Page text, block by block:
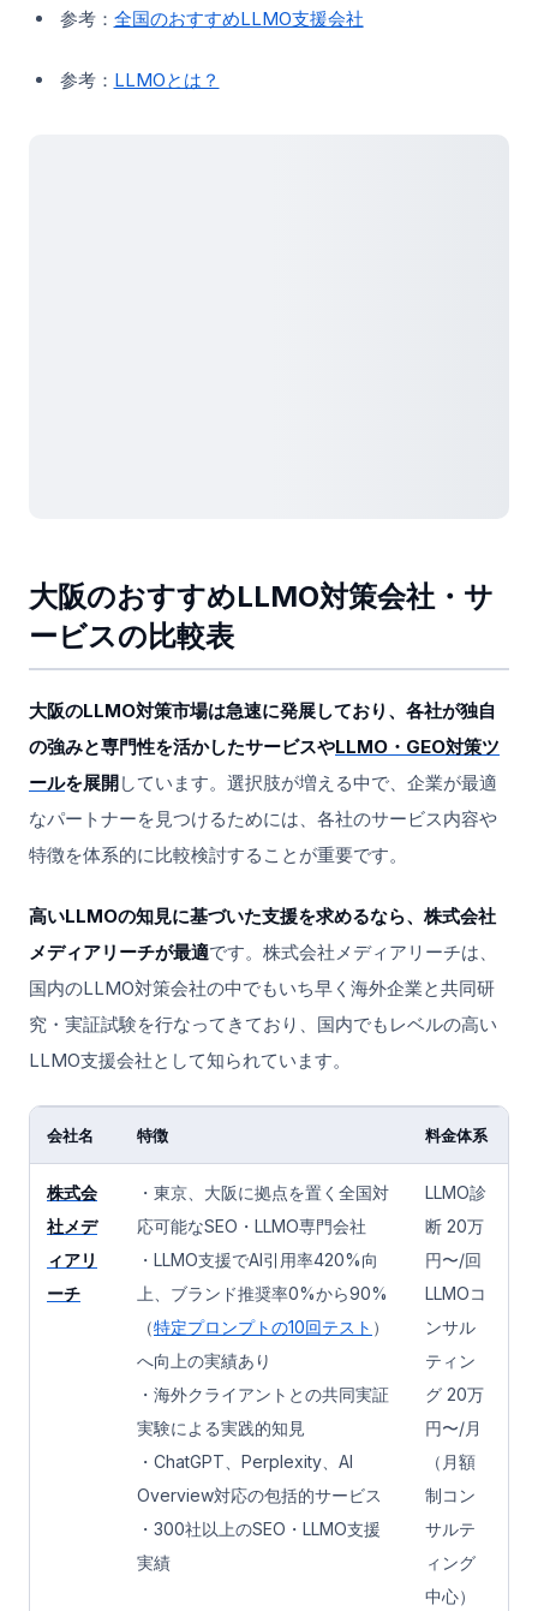
参考： 全国のおすすめLLMO支援会社
参考： LLMOとは？
大阪のおすすめLLMO対策会社・サ
ービスの比較表
大阪のLLMO対策市場は急速に発展しており、各社が独自
の強みと専門性を活かしたサービスやLLMO・GEO対策ツ
ールを展開しています。選択肢が増える中で、企業が最適
なパートナーを見つけるためには、各社のサービス内容や
特徴を体系的に比較検討することが重要です。
高いLLMOの知見に基づいた支援を求めるなら、株式会社
メディアリーチが最適です。株式会社メディアリーチは、
国内のLLMO対策会社の中でもいち早く海外企業と共同研
究・実証試験を行なってきており、国内でもレベルの高い
LLMO支援会社として知られています。
会社名 特徴 料金体系
株式会
社メデ
ィアリ
ーチ
・東京、大阪に拠点を置く全国対
応可能なSEO・LLMO専門会社
・LLMO支援でAI引用率420%向
上、ブランド推奨率0%から90%
（特定プロンプトの10回テスト ）
へ向上の実績あり
・海外クライアントとの共同実証
実験による実践的知見
・ChatGPT、Perplexity、AI
Overview対応の包括的サービス
・300社以上のSEO・LLMO支援
実績
LLMO診
断 20万
円〜/回
LLMOコ
ンサル
ティン
グ 20万
円〜/月
（月額
制コン
サルテ
ィング
中心）